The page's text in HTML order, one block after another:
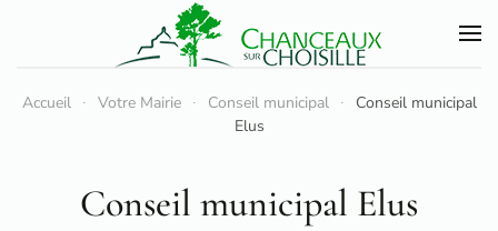
Accéder au contenu principal
Accueil Votre Mairie Conseil municipal
Conseil municipal
Elus
Conseil municipal Elus